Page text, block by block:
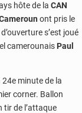
hôte de la CAN
ont pris le
s’est joué
camerounais Paul
minute de la
corner. Ballon
tir de l’attaque